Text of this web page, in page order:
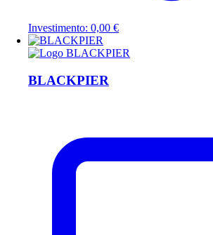
Investimento: 0,00 €
BLACKPIER